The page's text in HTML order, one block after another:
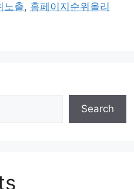
노출, 홈페이지순위올리
Search